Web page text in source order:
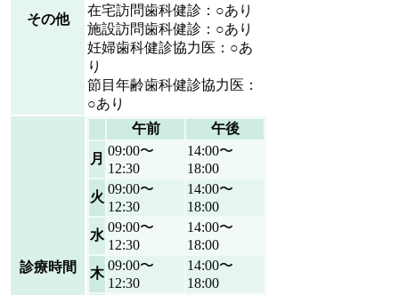
その他
在宅訪問歯科健診：○あり
施設訪問歯科健診：○あり
妊婦歯科健診協力医：○あ
り
節目年齢歯科健診協力医：
○あり
診療時間
午前
午後
月
09:00〜
12:30
14:00〜
18:00
火
09:00〜
12:30
14:00〜
18:00
水
09:00〜
12:30
14:00〜
18:00
木
09:00〜
12:30
14:00〜
18:00